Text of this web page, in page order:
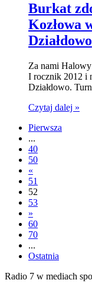
Burkat
Kozłowa
Działdowo
Za nami
I rocznik 2012 i
Działdowo.
Czytaj dalej »
Pierwsza
...
40
50
«
51
52
53
»
60
70
...
Ostatnia
Radio 7 w mediach